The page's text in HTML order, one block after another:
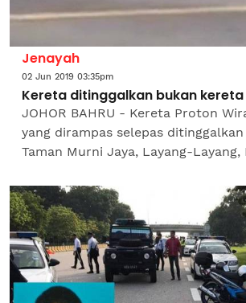
Jenayah
02 Jun 2019 03:35pm
Kereta ditinggalkan bukan kereta
JOHOR BAHRU - Kereta Proton
yang dirampas selepas
Taman Murni Jaya, Layang-
Mohd...